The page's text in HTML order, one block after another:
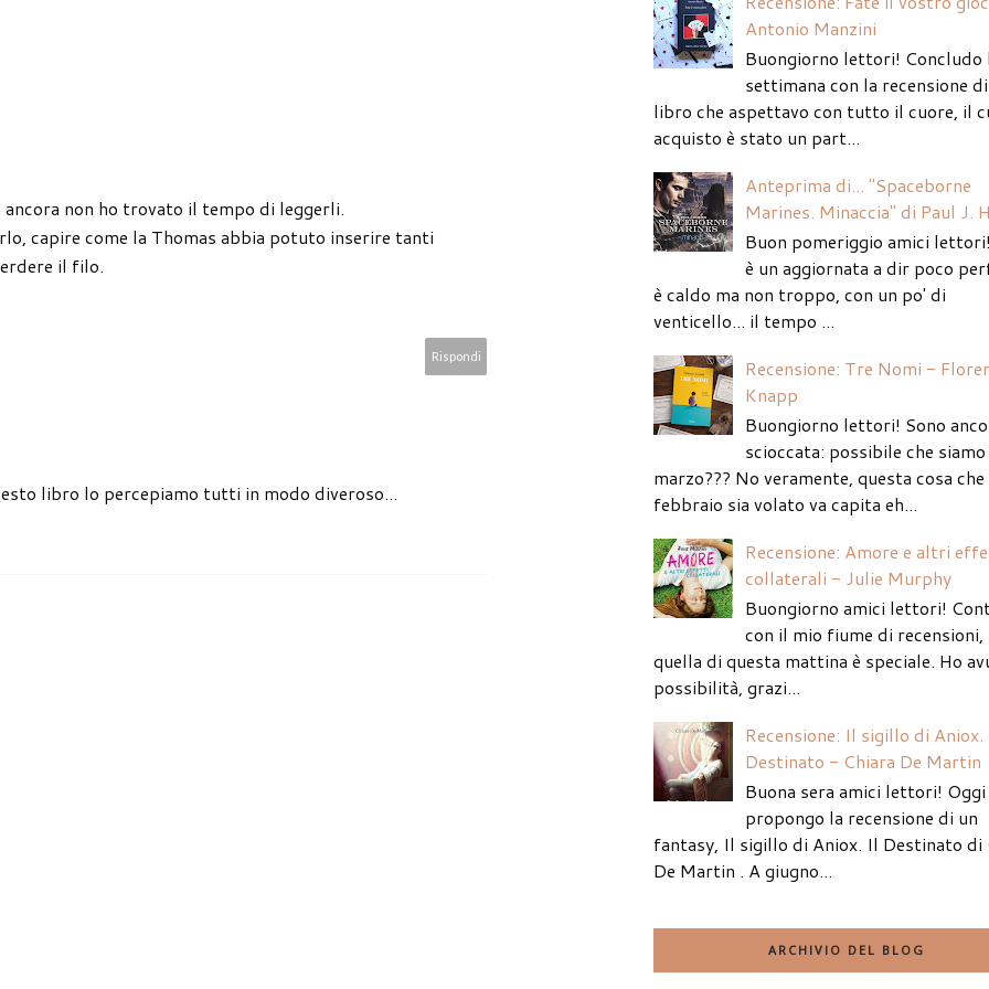
non ho trovato il tempo di leggerli.
capire come la Thomas abbia potuto inserire tanti
il filo.
Rispondi
libro lo percepiamo tutti in modo diveroso...
Antonio Manzini
Buongiorno lettori! Concludo
settimana con la recensione
libro che aspettavo con tutto il cuore, il
acquisto è stato un part...
Anteprima di... "Spaceborne
Marines. Minaccia" di Paul J.
Buon pomeriggio amici
è un aggiornata a dir poco
è caldo ma non troppo, con un po' di
venticello... il tempo ...
Recensione: Tre Nomi -
Knapp
Buongiorno lettori! Sono
scioccata: possibile che siamo
marzo??? No veramente, questa cosa che
febbraio sia volato va capita eh...
Recensione: Amore e altri
collaterali - Julie Murphy
Buongiorno amici lettori!
con il mio fiume di recensioni,
quella di questa mattina è speciale. Ho
possibilità, grazi...
Recensione: Il sigillo di
Destinato - Chiara De Martin
Buona sera amici lettori!
propongo la recensione di un
fantasy, Il sigillo di Aniox. Il Destinato di
De Martin . A giugno...
ARCHIVIO DEL BLOG